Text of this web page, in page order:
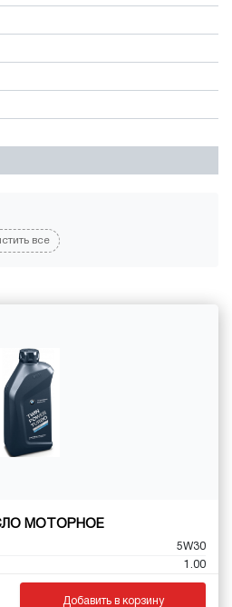
все
МОТОРНОЕ
5W30
1.00
Добавить в корзину